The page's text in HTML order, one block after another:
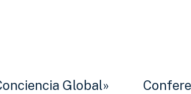
Global»